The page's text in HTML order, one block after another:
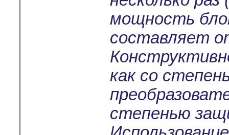
мощность
составляет
как со
степенью